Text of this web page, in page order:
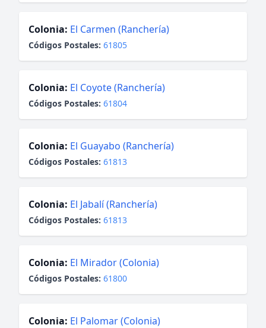
Colonia: El Carmen (Ranchería)
Códigos Postales: 61805
Colonia: El Coyote (Ranchería)
Códigos Postales: 61804
Colonia: El Guayabo (Ranchería)
Códigos Postales: 61813
Colonia: El Jabalí (Ranchería)
Códigos Postales: 61813
Colonia: El Mirador (Colonia)
Códigos Postales: 61800
Colonia: El Palomar (Colonia)